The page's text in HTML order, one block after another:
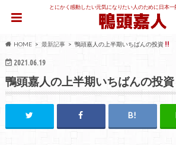
とにかく感動したい元気になりたい人のために日本一
HOME 最新記事 鴨頭嘉人の上半期いちばんの投資
2021.06.19
鴨頭嘉人の上半期いちばんの投資